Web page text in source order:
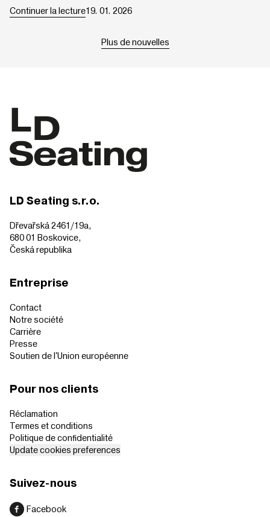
Continuer la lecture19. 01. 2026
Plus de nouvelles
LD Seating s.r.o.
Dřevařská 2461/19a,
680 01 Boskovice,
Česká republika
Entreprise
Contact
Notre société
Carrière
Presse
Soutien de l'Union européenne
Pour nos clients
Réclamation
Termes et conditions
Politique de confidentialité
Update cookies preferences
Suivez-nous
Facebook